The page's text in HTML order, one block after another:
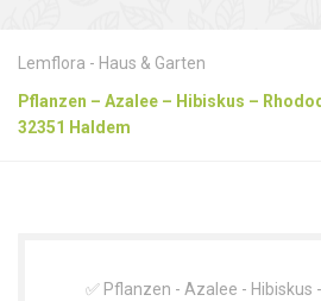
Lemflora - Haus & Garten
Pflanzen – Azalee – Hibiskus –
32351 Haldem
✅ Pflanzen - Azalee - Hibiskus